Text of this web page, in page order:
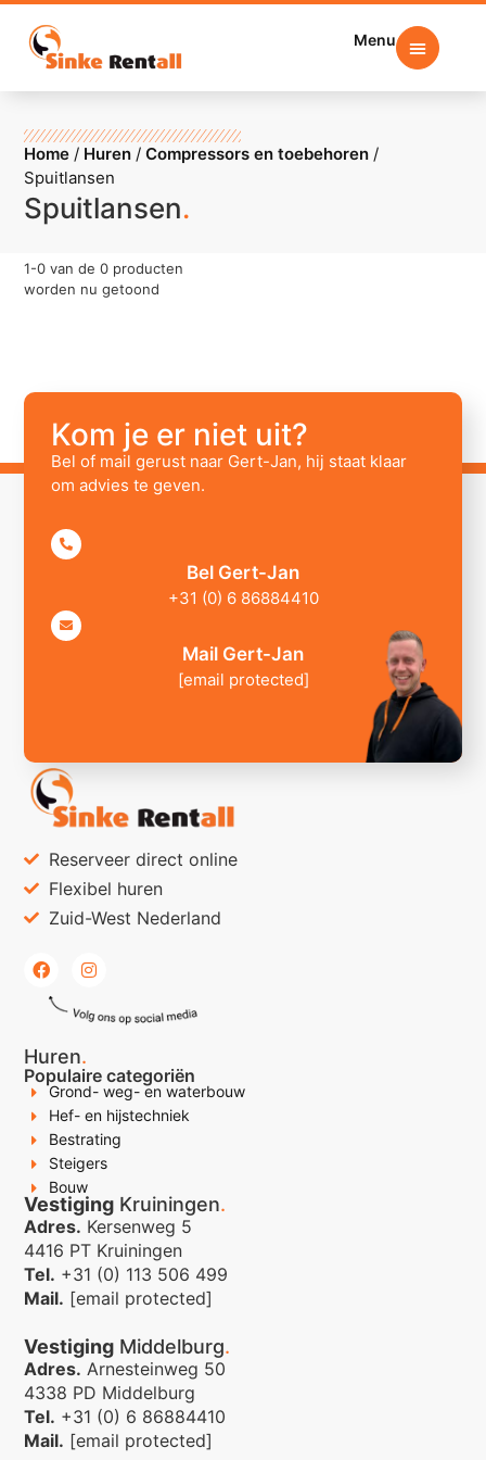
Menu
Home / Huren /Compressors en toebehoren /
Spuitlansen
Spuitlansen.
1-0 van de0 producten
worden nu getoond
Reserveer direct online
Flexibel huren
Zuid-West Nederland
Huren.
Populaire categoriën
Grond- weg- en waterbouw
Hef- en hijstechniek
Bestrating
Steigers
Bouw
Vestiging Kruiningen.
Adres. Kersenweg 5
4416 PT Kruiningen
Tel. +31 (0) 113 506 499
Mail. [email protected]
Vestiging Middelburg.
Adres. Arnesteinweg 50
4338 PD Middelburg
Tel. +31 (0) 6 86884410
Mail. [email protected]
Kom je er niet uit?
Bel of mail gerust naar Gert-Jan, hij staat klaar
om advies te geven.
Bel Gert-Jan
+31 (0) 6 86884410
Mail Gert-Jan
[email protected]